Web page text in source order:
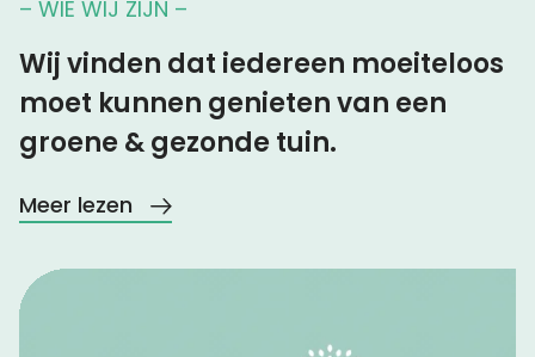
– WIE WIJ ZIJN –
Wij vinden dat iedereen moeiteloos
moet kunnen genieten van een
groene & gezonde tuin.
Meer lezen